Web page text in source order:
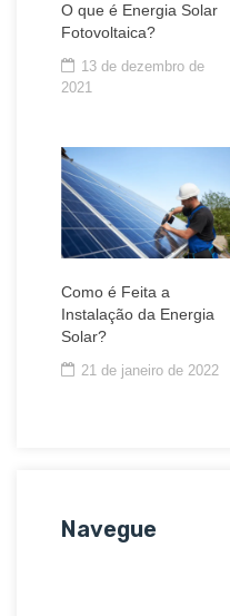
O que é Energia Solar
Fotovoltaica?
13 de dezembro de
2021
Como é Feita a
Instalação da Energia
Solar?
21 de janeiro de 2022
Navegue